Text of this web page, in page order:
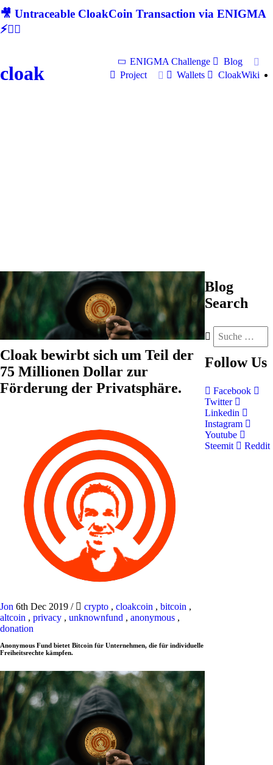
🎥 Untraceable CloakCoin Transaction via ENIGMA
⚡🕵‍♂
cloak
ENIGMA Challenge
Blog
Project
Wallets CloakWiki
Cloak bewirbt sich um Teil der
75 Millionen Dollar zur
Förderung der Privatsphäre.
Jon 6th Dec 2019 / crypto , cloakcoin , bitcoin ,
altcoin , privacy , unknownfund , anonymous ,
donation
Anonymous Fund bietet Bitcoin für Unternehmen, die für individuelle
Freiheitsrechte kämpfen.
Blog
Search
Follow Us
Facebook
Twitter
Linkedin
Instagram
Youtube
Steemit
Reddit